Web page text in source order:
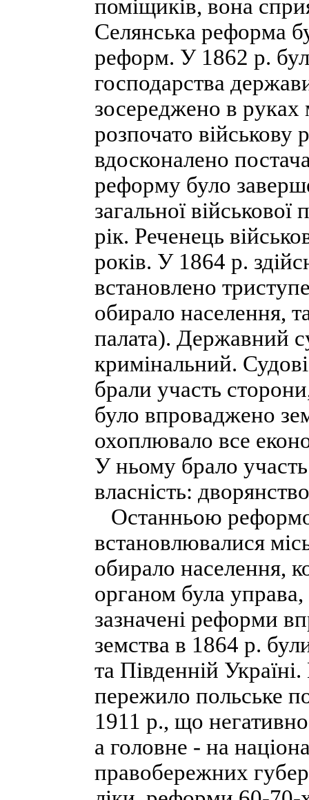
поміщиків, вона
Селянська реформа
реформ. У 1862 р.
господарства
зосереджено в руках
розпочато
вдосконалено
реформу було
загальної
рік. Реченець
років. У 1864 р.
встановлено
обирало населення,
палата). Державний
кримінальний.
брали участь
було впроваджено
охоплювало все
У ньо­му брало
власність:
Останньою
встановлю­валися
обирало населення,
органом була
зазначені реформи
земства в 1864 р.
та Південній
пережило польське
1911 p., що негативно
а головне - на
правобережних